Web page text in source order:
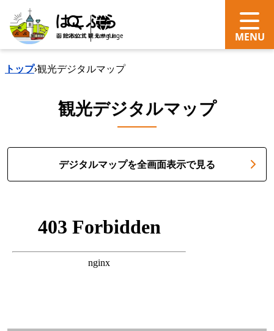
search Language
トップ›観光デジタルマップ
観光デジタルマップ
デジタルマップを全画面表示で見る